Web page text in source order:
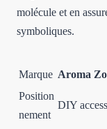
molécule et en
symboliques.
Marque Aroma
Position
nement
DIY